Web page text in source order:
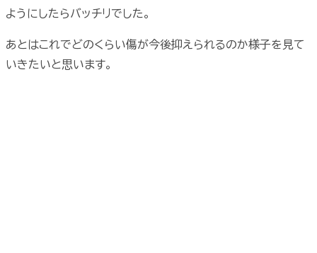
ようにしたらバッチリでした。
あとはこれでどのくらい傷が今後抑えられるのか様子を見て
いきたいと思います。